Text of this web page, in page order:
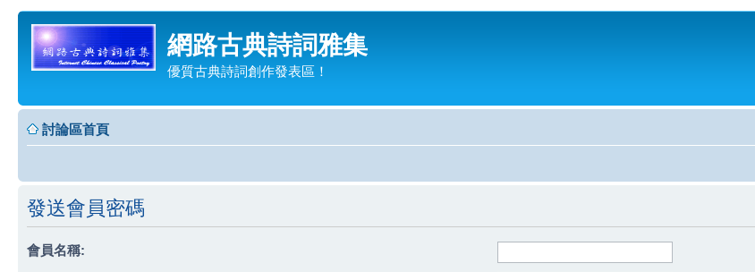
網路古典詩詞雅集
優質古典詩詞創作發表區！
討論區首頁
發送會員密碼
會員名稱: